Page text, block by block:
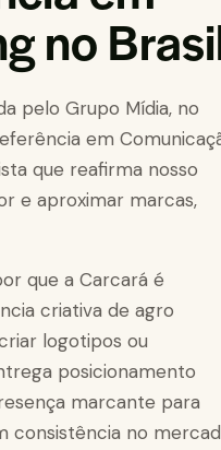
no
pelo Grupo Mídia, no
em
que reafirma nosso
e aproximar marcas,
que a Carcará é
criativa de agro
logotipos ou
posicionamento
marcante para
consistência no